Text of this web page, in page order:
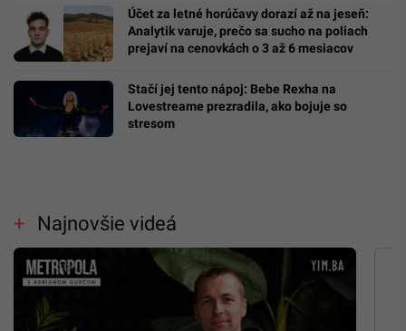
Účet za letné horúčavy dorazí až na jeseň:
Analytik varuje, prečo sa sucho na poliach
prejaví na cenovkách o 3 až 6 mesiacov
Stačí jej tento nápoj: Bebe Rexha na
Lovestreame prezradila, ako bojuje so
stresom
Najnovšie videá